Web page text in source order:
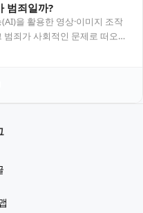
범죄일까?
을 활용한 영상·이미지 조작
죄가 사회적인 문제로 떠오르